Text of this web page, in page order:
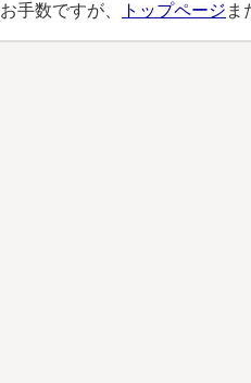
お手数ですが、
トップページ ま